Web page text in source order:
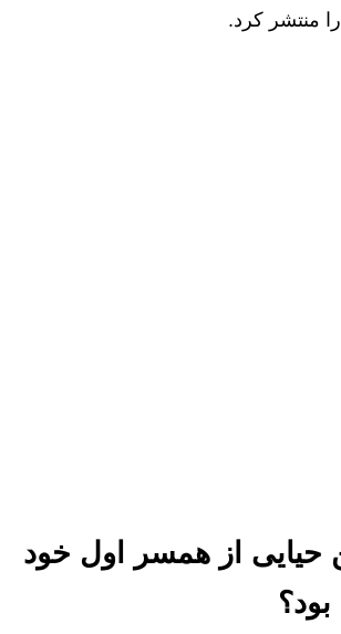
را منتشر کرد.
حیایی از همسر اول خود